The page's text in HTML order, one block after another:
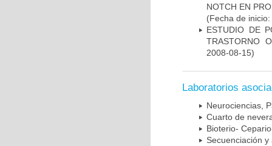
NOTCH EN
(Fecha de
ESTUDIO DE
TRASTORNO
2008-08-15)
Laboratorios
Neurociencias,
Cuarto de
Bioterio-
Secuenciación